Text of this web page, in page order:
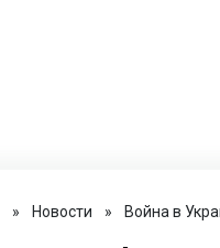
» Новости » Война в